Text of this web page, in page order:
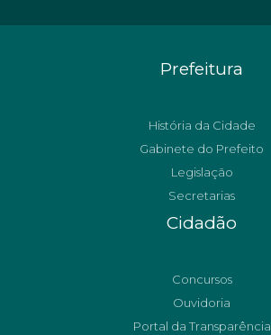
Prefeitura
História da Cidade
Gabinete do Prefeito
Legislação
Secretarias
Cidadão
Concursos
Ouvidoria
Portal da Transparência